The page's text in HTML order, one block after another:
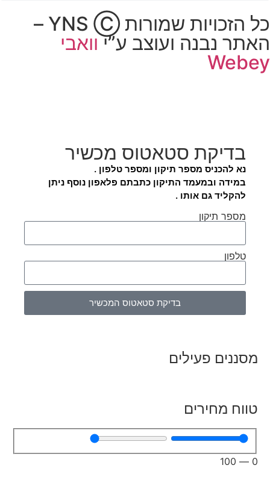
כל הזכויות שמורות YNS Ⓒ –
האתר נבנה ועוצב ע”יוואבי
Webey
בדיקת סטאטוס מכשיר
נא להכניס מספר תיקון ומספר טלפון .
במידה ובמעמד התיקון כתבתם פלאפון נוסף ניתן
להקליד גם אותו .
מספר תיקון
טלפון
בדיקת סטאטוס המכשיר
מסננים פעילים
טווח מחירים
0
—
100